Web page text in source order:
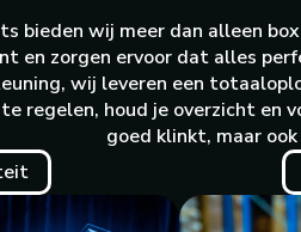
bieden wij meer dan alleen
en zorgen ervoor dat alles
wij leveren een
regelen, houd je overzicht en
goed klinkt, maar